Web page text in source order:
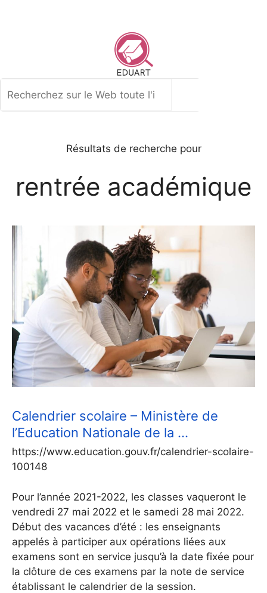
Résultats de recherche pour
rentrée académique
Calendrier scolaire – Ministère de
l’Education Nationale de la …
https://www.education.gouv.fr/calendrier-scolaire-
100148
Pour l’année 2021-2022, les classes vaqueront le
vendredi 27 mai 2022 et le samedi 28 mai 2022.
Début des vacances d’été : les enseignants
appelés à participer aux opérations liées aux
examens sont en service jusqu’à la date fixée pour
la clôture de ces examens par la note de service
établissant le calendrier de la session.